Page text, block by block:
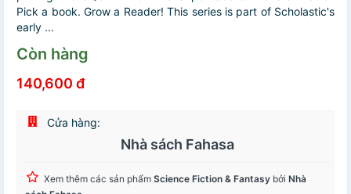
Pick a book. Grow a Reader! This series is part of Scholastic's
early ...
Còn hàng
140,600 đ
Cửa hàng:
Nhà sách Fahasa
Xem thêm các sản phẩm Science Fiction & Fantasy bởi Nhà